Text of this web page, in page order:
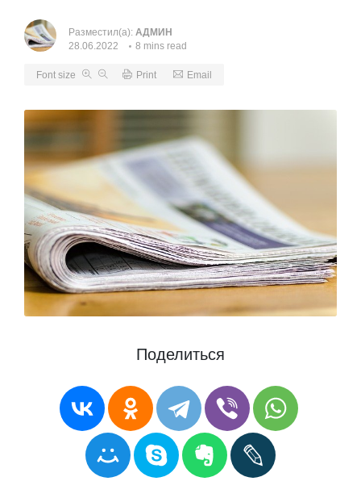
Разместил(а): АДМИН
28.06.2022
8 mins read
Font size Print Email
Поделиться